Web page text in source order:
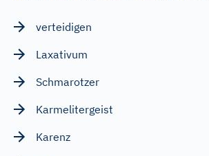
verteidigen
Laxativum
Schmarotzer
Karmelitergeist
Karenz